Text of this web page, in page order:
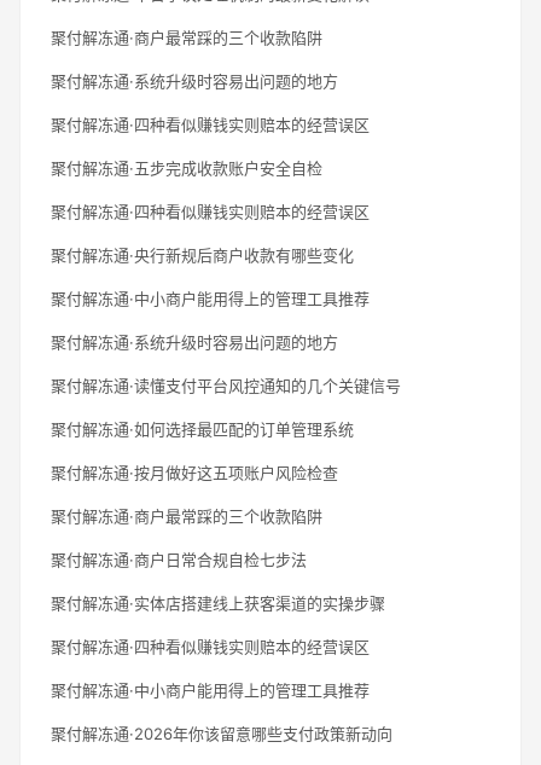
聚付解冻通·商户最常踩的三个收款陷阱
聚付解冻通·系统升级时容易出问题的地方
聚付解冻通·四种看似赚钱实则赔本的经营误区
聚付解冻通·五步完成收款账户安全自检
聚付解冻通·四种看似赚钱实则赔本的经营误区
聚付解冻通·央行新规后商户收款有哪些变化
聚付解冻通·中小商户能用得上的管理工具推荐
聚付解冻通·系统升级时容易出问题的地方
聚付解冻通·读懂支付平台风控通知的几个关键信号
聚付解冻通·如何选择最匹配的订单管理系统
聚付解冻通·按月做好这五项账户风险检查
聚付解冻通·商户最常踩的三个收款陷阱
聚付解冻通·商户日常合规自检七步法
聚付解冻通·实体店搭建线上获客渠道的实操步骤
聚付解冻通·四种看似赚钱实则赔本的经营误区
聚付解冻通·中小商户能用得上的管理工具推荐
聚付解冻通·2026年你该留意哪些支付政策新动向